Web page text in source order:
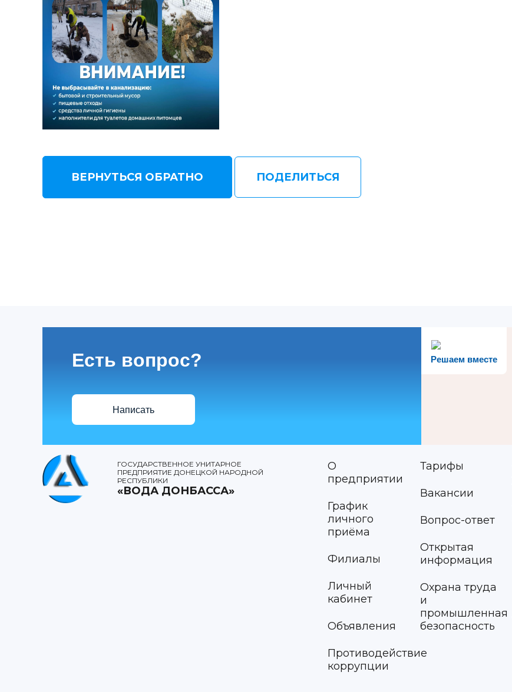
ВЕРНУТЬСЯ ОБРАТНО ПОДЕЛИТЬСЯ
Решаем вместе
Есть вопрос?
Написать
ГОСУДАРСТВЕННОЕ УНИТАРНОЕ
ПРЕДПРИЯТИЕ ДОНЕЦКОЙ НАРОДНОЙ
РЕСПУБЛИКИ
«ВОДА ДОНБАССА»
О
предприятии
График
личного
приёма
Филиалы
Личный
кабинет
Объявления
Противодействие
коррупции
Тарифы
Вакансии
Вопрос-ответ
Открытая
информация
Охрана труда
и
промышленная
безопасность